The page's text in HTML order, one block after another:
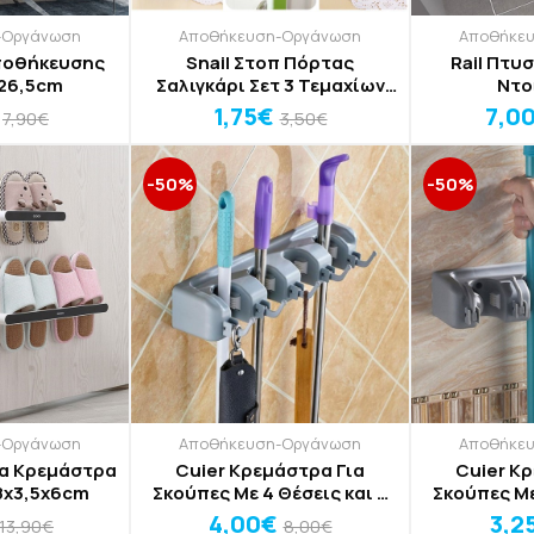
7,90€
Αποθήκευση-Οργάνωση
Snail Στοπ Πόρτας
Σαλιγκάρι Σετ 3 Τεμαχίων
6,5x2,2X3cm
1,75€ 3,50€
Rail
Κρεμάστρα
13,90€
-50%
Αποθήκευση-Οργάνωση
Cuier Κρεμάστρα Για
Σκούπες Με 4 Θέσεις και 5
Γάντζους 26x8x6cm
4,00€ 8,00€
-50%
Cuier
Σκούπες